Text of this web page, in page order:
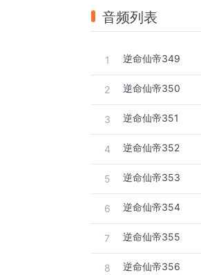
音频列表
1 逆命仙帝349
2 逆命仙帝350
3 逆命仙帝351
4 逆命仙帝352
5 逆命仙帝353
6 逆命仙帝354
7 逆命仙帝355
8 逆命仙帝356